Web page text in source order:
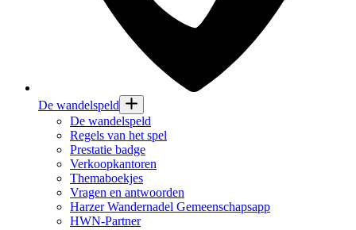
De wandelspeld
De wandelspeld
Regels van het spel
Prestatie badge
Verkoopkantoren
Themaboekjes
Vragen en antwoorden
Harzer Wandernadel Gemeenschapsapp
HWN-Partner